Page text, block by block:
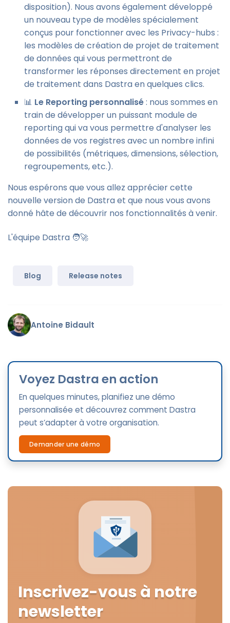
disposition). Nous avons également développé
un nouveau type de modèles spécialement
conçus pour fonctionner avec les Privacy-hubs :
les modèles de création de projet de traitement
de données qui vous permettront de
transformer les réponses directement en projet
de traitement dans Dastra en quelques clics.
📊 Le Reporting personnalisé: nous sommes en
train de développer un puissant module de
reporting qui va vous permettre d'analyser les
données de vos registres avec un nombre infini
de possibilités (métriques, dimensions, sélection,
regroupements, etc.).
Nous espérons que vous allez apprécier cette
nouvelle version de Dastra et que nous vous avons
donné hâte de découvrir nos fonctionnalités à venir.
L'équipe Dastra 🧑‍🚀
Blog Release notes
Antoine Bidault
Voyez Dastra en action
En quelques minutes, planifiez une démo
personnalisée et découvrez comment Dastra
peut s’adapter à votre organisation.
Demander une démo
Inscrivez-vous à notre
newsletter